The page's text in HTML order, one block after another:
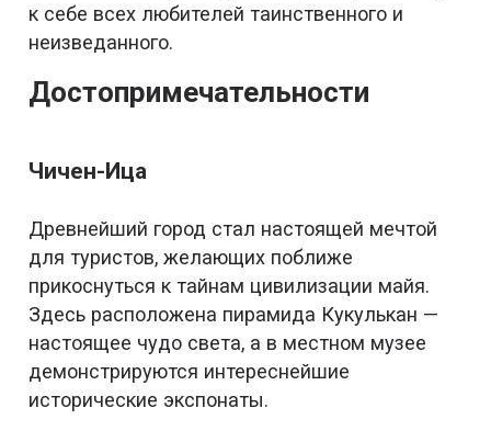
к себе всех любителей таинственного и
неизведанного.
Достопримечательности
Чичен-Ица
Древнейший город стал настоящей мечтой
для туристов, желающих поближе
прикоснуться к тайнам цивилизации майя.
Здесь расположена пирамида Кукулькан —
настоящее чудо света, а в местном музее
демонстрируются интереснейшие
исторические экспонаты.